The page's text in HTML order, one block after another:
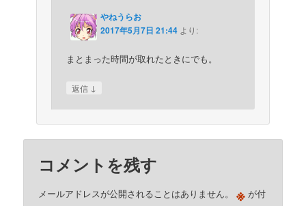
やねうらお
2017年5月7日 21:44 より:
まとまった時間が取れたときにでも。
返信 ↓
コメントを残す
メールアドレスが公開されることはありません。 ※ が付